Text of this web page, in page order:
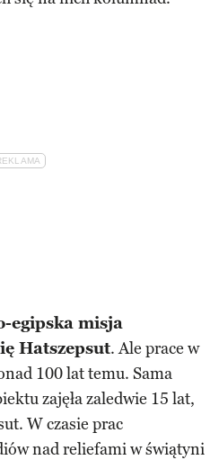
egipska misja
Hatszepsut. Ale prace w
100 lat temu. Sama
zajęła zaledwie 15 lat,
W czasie prac
nad reliefami w świątyni